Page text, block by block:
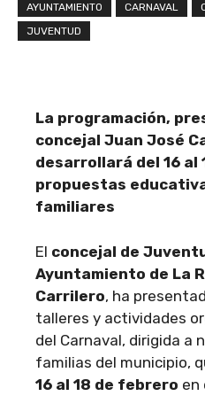
AYUNTAMIENTO CARNAVAL
JUVENTUD
La programación,
concejal Juan José
desarrollará del 16 al
propuestas
familiares
El concejal de
Ayuntamiento de La
Carrilero, ha
talleres y actividades
del Carnaval, dirigida a
familias del municipio,
16 al 18 de febrero en